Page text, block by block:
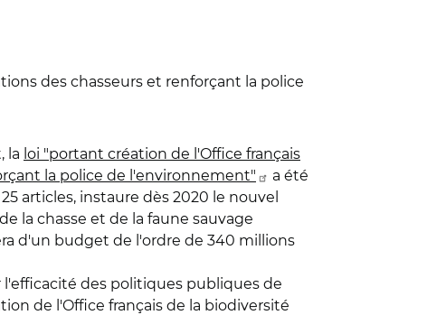
des chasseurs et renforçant la police
la loi "portant création de l'Office français
la police de l'environnement"
a été
articles, instaure dès 2020 le nouvel
la chasse et de la faune sauvage
d'un budget de l'ordre de 340 millions
des politiques publiques de
de l'Office français de la biodiversité